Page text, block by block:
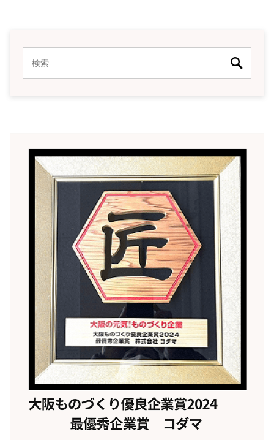
索: